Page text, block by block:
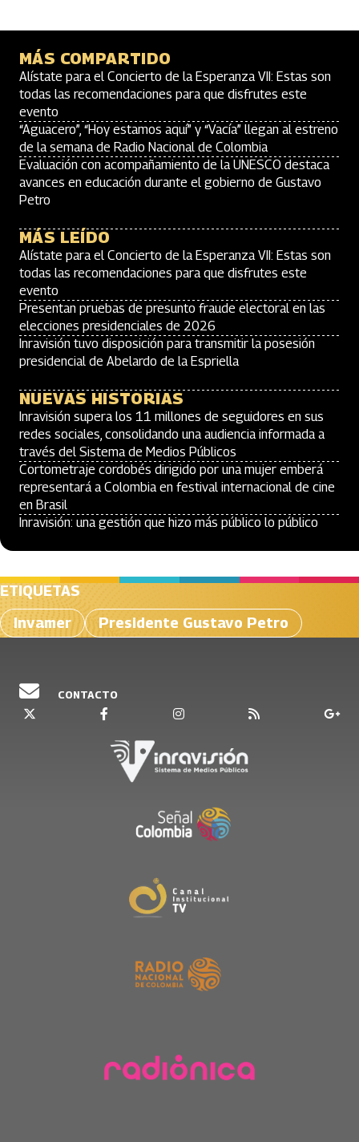
MÁS COMPARTIDO
Alístate para el Concierto de la Esperanza VII: Estas son
todas las recomendaciones para que disfrutes este
evento
“Aguacero”, “Hoy estamos aquí” y “Vacía” llegan al estreno
de la semana de Radio Nacional de Colombia
Evaluación con acompañamiento de la UNESCO destaca
avances en educación durante el gobierno de Gustavo
Petro
MÁS LEÍDO
Alístate para el Concierto de la Esperanza VII: Estas son
todas las recomendaciones para que disfrutes este
evento
Presentan pruebas de presunto fraude electoral en las
elecciones presidenciales de 2026
Inravisión tuvo disposición para transmitir la posesión
presidencial de Abelardo de la Espriella
NUEVAS HISTORIAS
Inravisión supera los 11 millones de seguidores en sus
redes sociales, consolidando una audiencia informada a
través del Sistema de Medios Públicos
Cortometraje cordobés dirigido por una mujer emberá
representará a Colombia en festival internacional de cine
en Brasil
Inravisión: una gestión que hizo más público lo público
ETIQUETAS
Invamer
Presidente Gustavo Petro
CONTACTO